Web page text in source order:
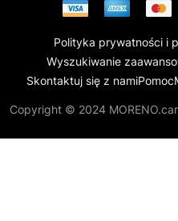
Polityka prywatności i
Wyszukiwanie
Skontaktuj się z namiPomoc
Copyright © 2024